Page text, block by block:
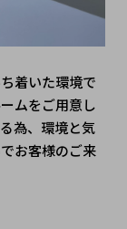
着いた環境で
ムをご用意し
為、環境と気
お客様のご来